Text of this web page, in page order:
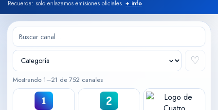
Recuerda: solo enlazamos emisiones oficiales. + info
♡
Mostrando 1–21 de 752 canales